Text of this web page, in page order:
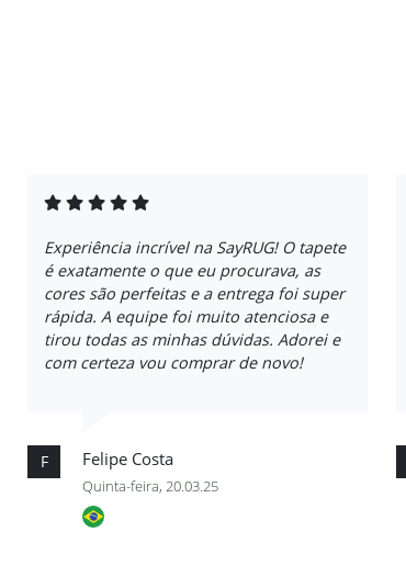
Experiência incrível na SayRUG! O tapete
é exatamente o que eu procurava, as
cores são perfeitas e a entrega foi super
rápida. A equipe foi muito atenciosa e
tirou todas as minhas dúvidas. Adorei e
com certeza vou comprar de novo!
F Felipe Costa
Quinta-feira, 20.03.25